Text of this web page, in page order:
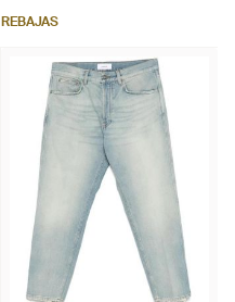
REBAJAS